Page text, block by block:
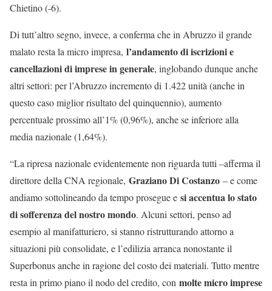
Chietino (-6).
Di tutt’altro segno, invece, a conferma che in Abruzzo il grande
malato resta la micro impresa, l’andamento di iscrizioni e
cancellazioni di imprese in generale, inglobando dunque anche
altri settori: per l’Abruzzo incremento di 1.422 unità (anche in
questo caso miglior risultato del quinquennio), aumento
percentuale prossimo all’1% (0,96%), anche se inferiore alla
media nazionale (1,64%).
“La ripresa nazionale evidentemente non riguarda tutti –afferma il
direttore della CNA regionale, Graziano Di Costanzo – e come
andiamo sottolineando da tempo prosegue e si accentua lo stato
di sofferenza del nostro mondo. Alcuni settori, penso ad
esempio al manifatturiero, si stanno ristrutturando attorno a
situazioni più consolidate, e l’edilizia arranca nonostante il
Superbonus anche in ragione del costo dei materiali. Tutto mentre
resta in primo piano il nodo del credito, con molte micro imprese